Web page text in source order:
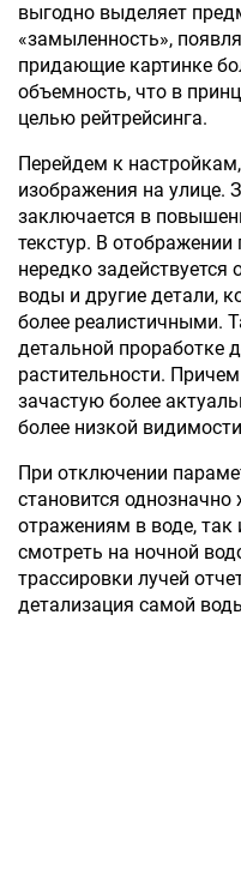
выгодно выделяет
«замыленность»,
придающие картинке
объемность, что в
целью рейтрейсинга.
Перейдем к
изображения на улице.
заключается в
текстур. В
нередко задействуется
воды и другие детали,
более реалистичными.
детальной проработке
растительности.
зачастую более
более низкой
При отключении
становится однозначно
отражениям в воде, так
смотреть на ночной
трассировки лучей
детализация самой